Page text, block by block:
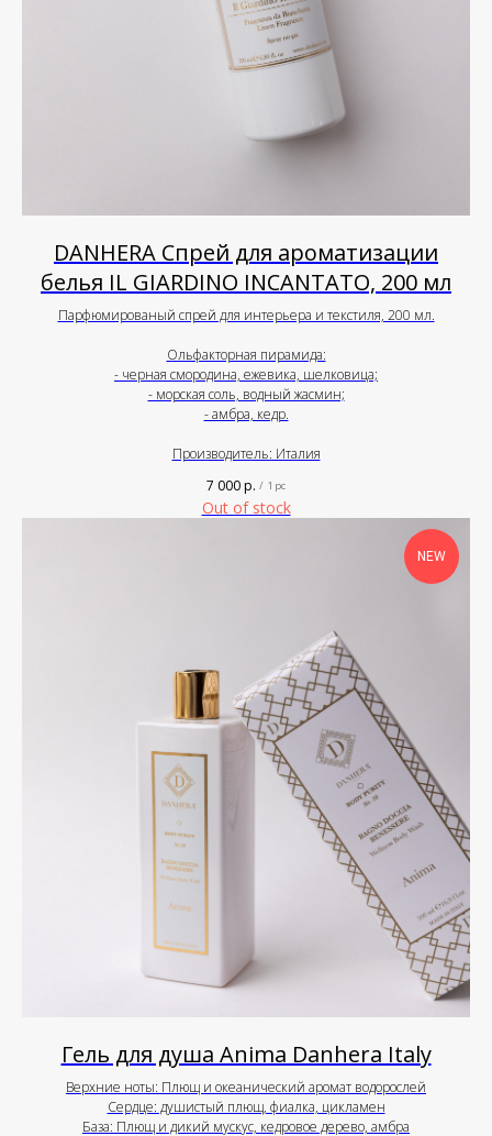
DANHERA Спрей для ароматизации
белья IL GIARDINO INCANTATO, 200 мл
Парфюмированый спрей для интерьера и текстиля, 200 мл.
Ольфакторная пирамида:
- черная смородина, ежевика, шелковица;
- морская соль, водный жасмин;
- амбра, кедр.
Производитель: Италия
7 000р. / 1 pc
Out of stock
NEW
Гель для душа Anima Danhera Italy
Верхние ноты: Плющ и океанический аромат водорослей
Сердце: душистый плющ, фиалка, цикламен
База: Плющ и дикий мускус, кедровое дерево, амбра